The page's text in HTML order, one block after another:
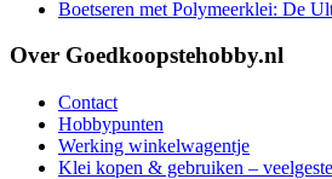
Boetseren met Polymeerklei: De
Over Goedkoopstehobby.nl
Contact
Hobbypunten
Werking winkelwagentje
Klei kopen & gebruiken –